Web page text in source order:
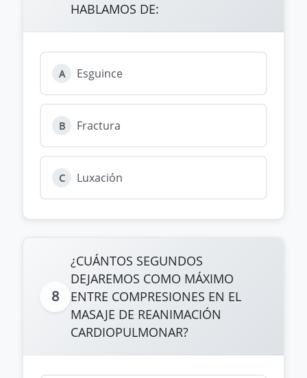
HABLAMOS DE:
A Esguince
B Fractura
C Luxación
8
¿CUÁNTOS SEGUNDOS
DEJAREMOS COMO MÁXIMO
ENTRE COMPRESIONES EN EL
MASAJE DE REANIMACIÓN
CARDIOPULMONAR?